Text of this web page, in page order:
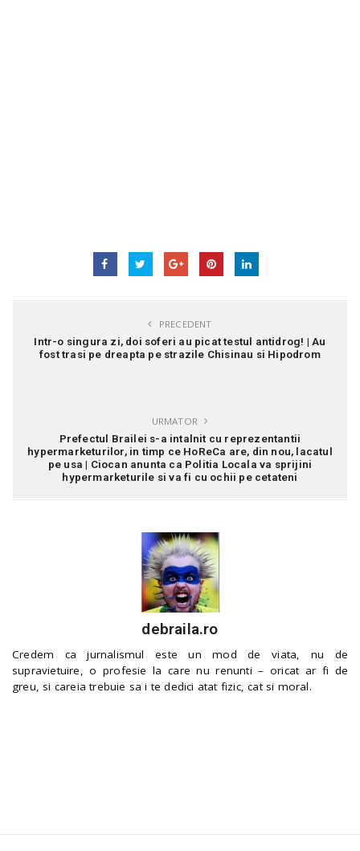
PRECEDENT
Intr-o singura zi, doi soferi au picat testul antidrog! | Au
fost trasi pe dreapta pe strazile Chisinau si Hipodrom
URMATOR
Prefectul Brailei s-a intalnit cu reprezentantii
hypermarketurilor, in timp ce HoReCa are, din nou, lacatul
pe usa | Ciocan anunta ca Politia Locala va sprijini
hypermarketurile si va fi cu ochii pe cetateni
debraila.ro
Credem ca jurnalismul este un mod de viata, nu de
supravietuire, o profesie la care nu renunti – oricat ar fi de
greu, si careia trebuie sa i te dedici atat fizic, cat si moral.